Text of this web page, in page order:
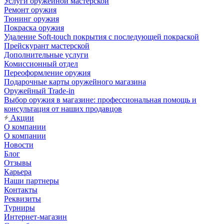
Ремонт оружия
Тюнинг оружия
Покраска оружия
Удаление Soft-touch покрытия с последующей покраской
Прейскурант мастерской
Дополнительные услуги
Комиссионный отдел
Переоформление оружия
Подарочные карты оружейного магазина
Оружейный Trade-in
Выбор оружия в магазине: профессиональная помощь и
консультация от наших продавцов
Акции
О компании
О компании
Новости
Блог
Отзывы
Карьера
Наши партнеры
Контакты
Реквизиты
Турниры
Интернет-магазин